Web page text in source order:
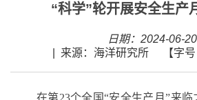
“科学”轮开展安全生产
日期：2024-06-20
来源：海洋研究所 【字号
在第23个全国“安全生产月”来